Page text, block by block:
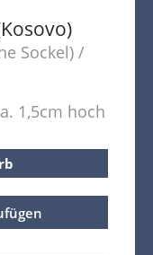
Sockel) /
1,5cm hoch